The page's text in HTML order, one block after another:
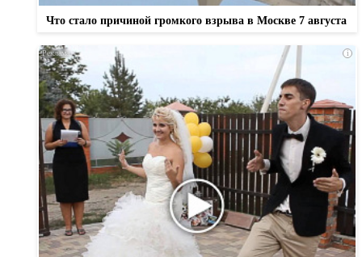
Что стало причиной громкого взрыва в Москве 7 августа
i